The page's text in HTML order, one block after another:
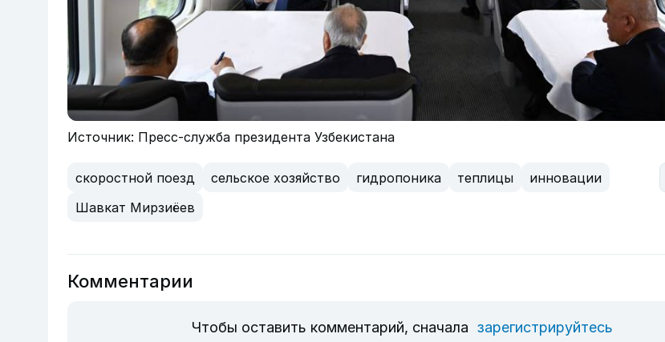
Источник: Пресс-служба президента Узбекистана
скоростной поезд сельское хозяйство гидропоника теплицы
инновации
Шавкат Мирзиёев
Комментарии
Чтобы оставить комментарий, сначала зарегистрируйтесь